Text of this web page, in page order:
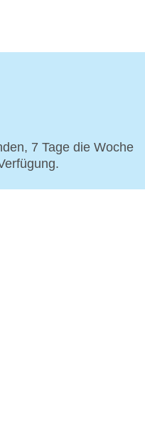
7 Tage die Woche